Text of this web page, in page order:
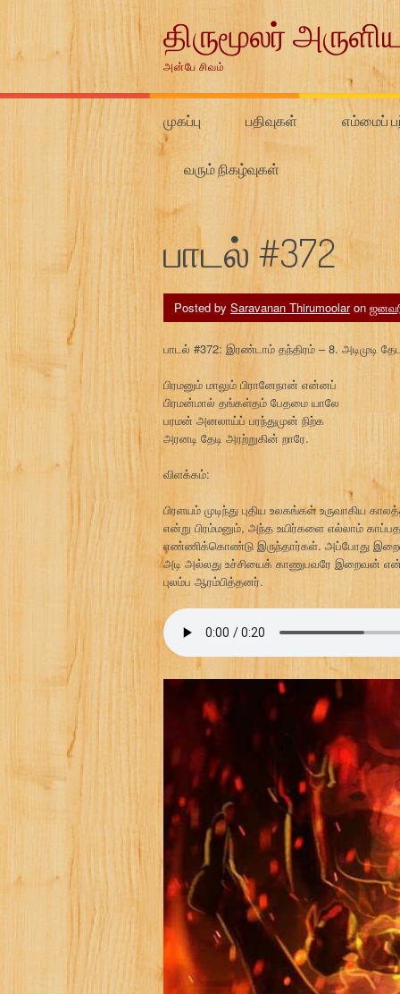
திருமூலர்
அன்பே சிவம்
முகப்பு பதிவுகள் எம்மைப்
வரும் நிகழ்வுகள்
பாடல் #372
Posted by Saravanan Thirumoolaron
பாடல் #372: இரண்டாம் தந்திரம் – 8.
பிரமனும் மாலும் பிரானேநான் என்னப்
பிரமன்மால் தங்கள்தம் பேதமை யாலே
பரமன் அனலாய்ப் பரந்துமுன் நிற்க
அரனடி தேடி அரற்றுகின் றாரே.
விளக்கம்:
பிரளயம் முடிந்து புதிய உலகங்கள் உருவாகிய
என்று பிரம்மனும், அந்த உயிர்களை எல்லாம்
எண்ணிக்கொண்டு இருந்தார்கள். அப்போது இறைவன்
அடி அல்லது உச்சியைக் காணுபவரே இறைவன்
புலம்ப ஆரம்பித்தனர்.